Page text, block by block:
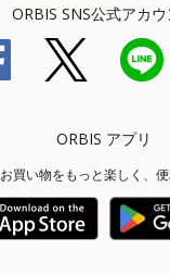
ORBIS SNS公式アカウ
ORBIS アプリ
お買い物をもっと楽しく、便